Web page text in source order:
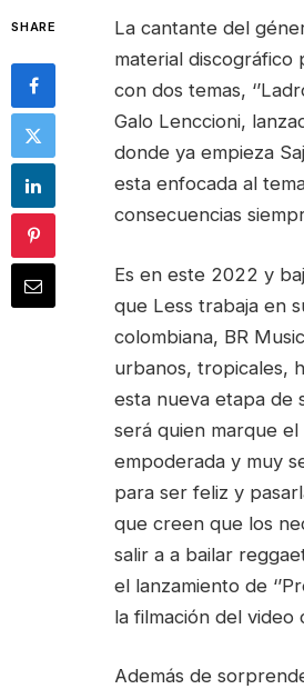
SHARE
La cantante del
material discográfico
con dos temas,
Galo Lenccioni,
donde ya empieza
esta enfocada al
consecuencias
Es en este 2022 y
que Less trabaja en
colombiana, BR
urbanos, tropicales,
esta nueva etapa de
será quien marque
empoderada y muy
para ser feliz y
que creen que los
salir a a bailar
el lanzamiento de
la filmación del video
Además de